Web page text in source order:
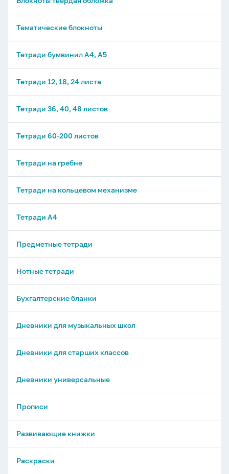
Тематические блокноты
Тетради бумвинил А4, А5
Тетради 12, 18, 24 листа
Тетради 36, 40, 48 листов
Тетради 60-200 листов
Тетради на гребне
Тетради на кольцевом механизме
Тетради А4
Предметные тетради
Нотные тетради
Бухгалтерские бланки
Дневники для музыкальных школ
Дневники для старших классов
Дневники универсальные
Прописи
Развивающие книжки
Раскраски